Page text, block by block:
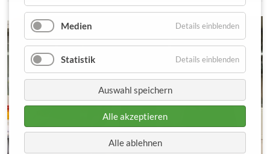
Medien Details einblenden
Statistik Details einblenden
Auswahl speichern
Alle akzeptieren
Alle ablehnen